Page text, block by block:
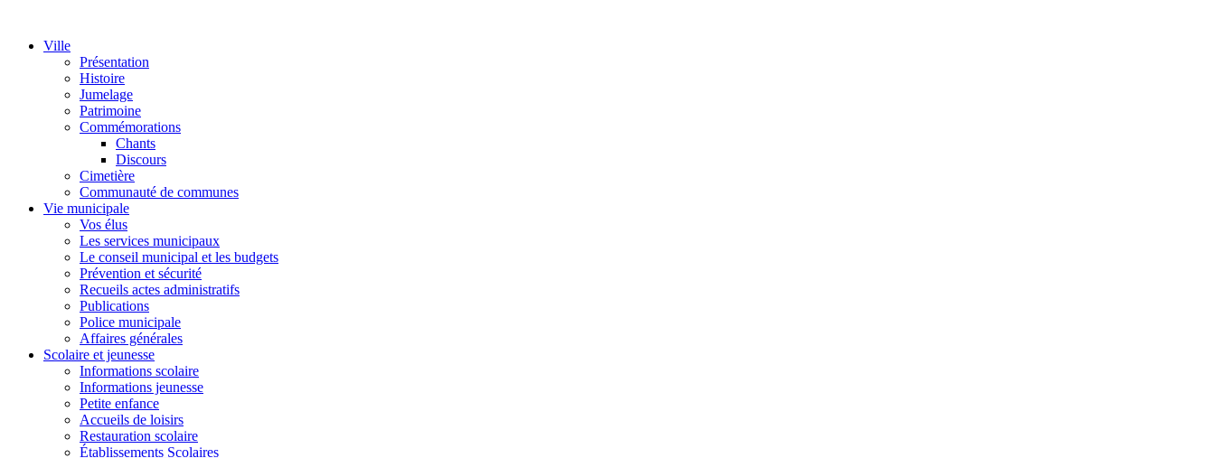
Ville
Présentation
Histoire
Jumelage
Patrimoine
Commémorations
Chants
Discours
Cimetière
Communauté de communes
Vie municipale
Vos élus
Les services municipaux
Le conseil municipal et les budgets
Prévention et sécurité
Recueils actes administratifs
Publications
Police municipale
Affaires générales
Scolaire et jeunesse
Informations scolaire
Informations jeunesse
Petite enfance
Accueils de loisirs
Restauration scolaire
Établissements Scolaires